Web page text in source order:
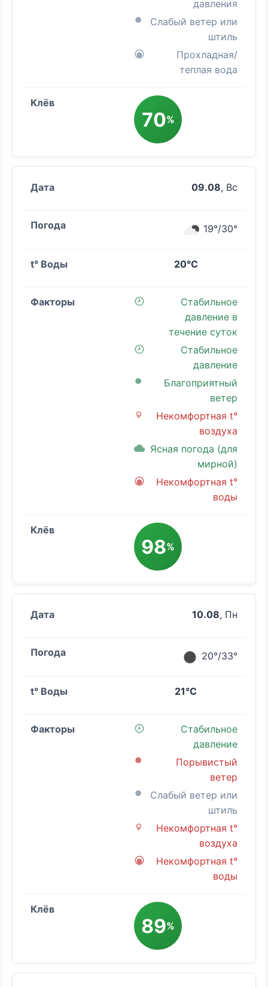
давления
Слабый ветер или
штиль
Прохладная/
теплая вода
70%
09.08, Вс
19°/30°
20°C
Стабильное
давление в
течение суток
Стабильное
давление
Благоприятный
ветер
Некомфортная t°
воздуха
Ясная погода (для
мирной)
Некомфортная t°
воды
98%
10.08, Пн
20°/33°
21°C
Стабильное
давление
Порывистый
ветер
Слабый ветер или
штиль
Некомфортная t°
воздуха
Некомфортная t°
воды
89%